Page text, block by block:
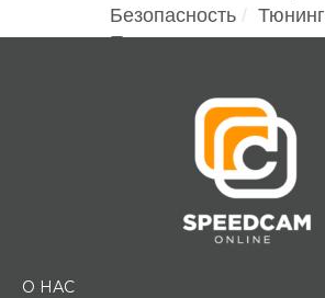
Безопасность
Тюнинг
Помощь водителю
О НАС